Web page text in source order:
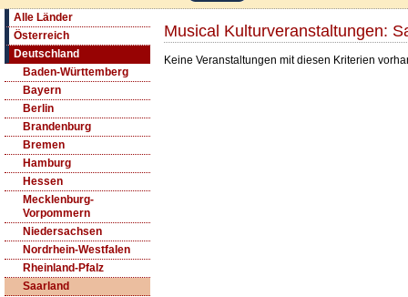
Alle Länder
Österreich
Deutschland
Baden-Württemberg
Bayern
Berlin
Brandenburg
Bremen
Hamburg
Hessen
Mecklenburg-
Vorpommern
Niedersachsen
Nordrhein-Westfalen
Rheinland-Pfalz
Saarland
Musical Kulturveranstaltungen:
Keine Veranstaltungen mit diesen Kriterien